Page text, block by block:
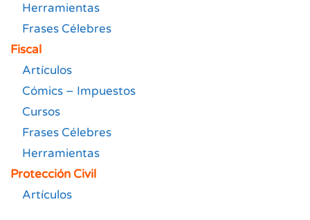
Herramientas
Frases Célebres
Fiscal
Artículos
Cómics – Impuestos
Cursos
Frases Célebres
Herramientas
Protección Civil
Artículos